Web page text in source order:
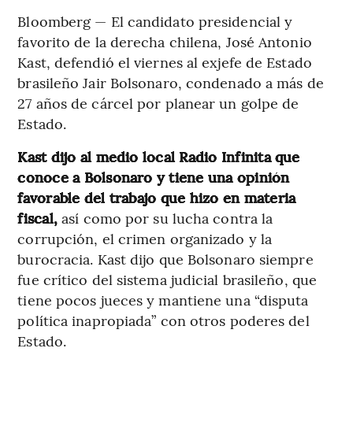
Bloomberg — El candidato presidencial y
favorito de la derecha chilena, José Antonio
Kast, defendió el viernes al exjefe de Estado
brasileño Jair Bolsonaro, condenado a más de
27 años de cárcel por planear un golpe de
Estado.
Kast dijo al medio local Radio Infinita que
conoce a Bolsonaro y tiene una opinión
favorable del trabajo que hizo en materia
fiscal, así como por su lucha contra la
corrupción, el crimen organizado y la
burocracia. Kast dijo que Bolsonaro siempre
fue crítico del sistema judicial brasileño, que
tiene pocos jueces y mantiene una “disputa
política inapropiada” con otros poderes del
Estado.